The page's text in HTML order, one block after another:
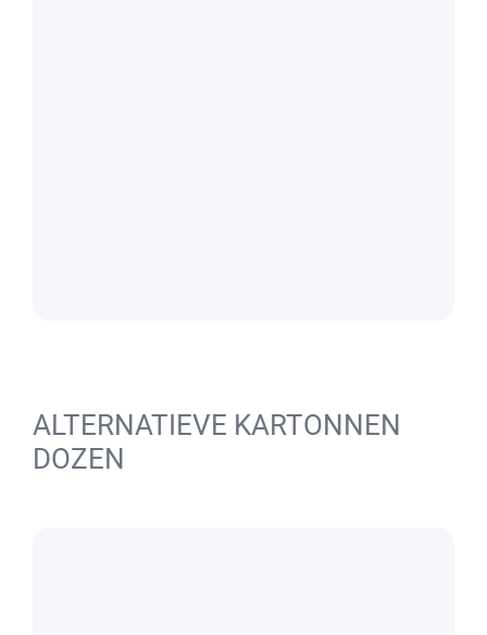
ALTERNATIEVE KARTONNEN
DOZEN